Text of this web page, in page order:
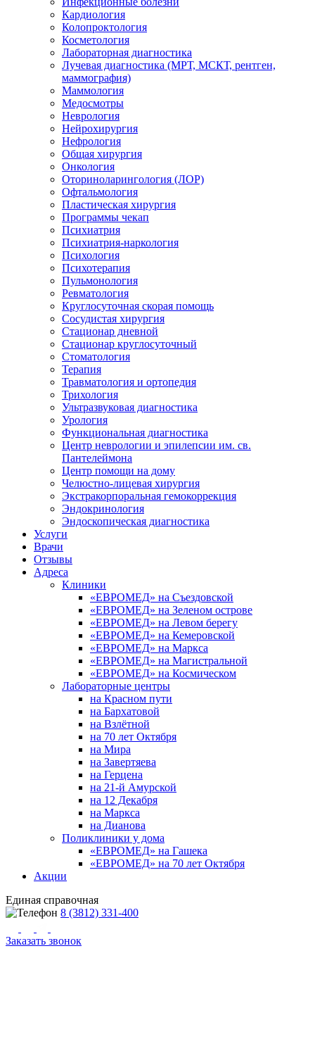
Кардиология
Колопроктология
Косметология
Лабораторная диагностика
Лучевая диагностика (МРТ, МСКТ, рентген,
маммография)
Маммология
Медосмотры
Неврология
Нейрохирургия
Нефрология
Общая хирургия
Онкология
Оториноларингология (ЛОР)
Офтальмология
Пластическая хирургия
Программы чекап
Психиатрия
Психиатрия-наркология
Психология
Психотерапия
Пульмонология
Ревматология
Круглосуточная скорая помощь
Сосудистая хирургия
Стационар дневной
Стационар круглосуточный
Стоматология
Терапия
Травматология и ортопедия
Трихология
Ультразвуковая диагностика
Урология
Функциональная диагностика
Центр неврологии и эпилепсии им. св.
Пантелеймона
Центр помощи на дому
Челюстно-лицевая хирургия
Экстракорпоральная гемокоррекция
Эндокринология
Эндоскопическая диагностика
Услуги
Врачи
Отзывы
Адреса
Клиники
«ЕВРОМЕД» на Съездовской
«ЕВРОМЕД» на Зеленом острове
«ЕВРОМЕД» на Левом берегу
«ЕВРОМЕД» на Кемеровской
«ЕВРОМЕД» на Маркса
«ЕВРОМЕД» на Магистральной
«ЕВРОМЕД» на Космическом
Лабораторные центры
на Красном пути
на Бархатовой
на Взлётной
на 70 лет Октября
на Мира
на Завертяева
на Герцена
на 21-й Амурской
на 12 Декабря
на Маркса
на Дианова
Поликлиники у дома
«ЕВРОМЕД» на Гашека
«ЕВРОМЕД» на 70 лет Октября
Акции
Единая справочная
8 (3812) 331-400
Заказать звонок